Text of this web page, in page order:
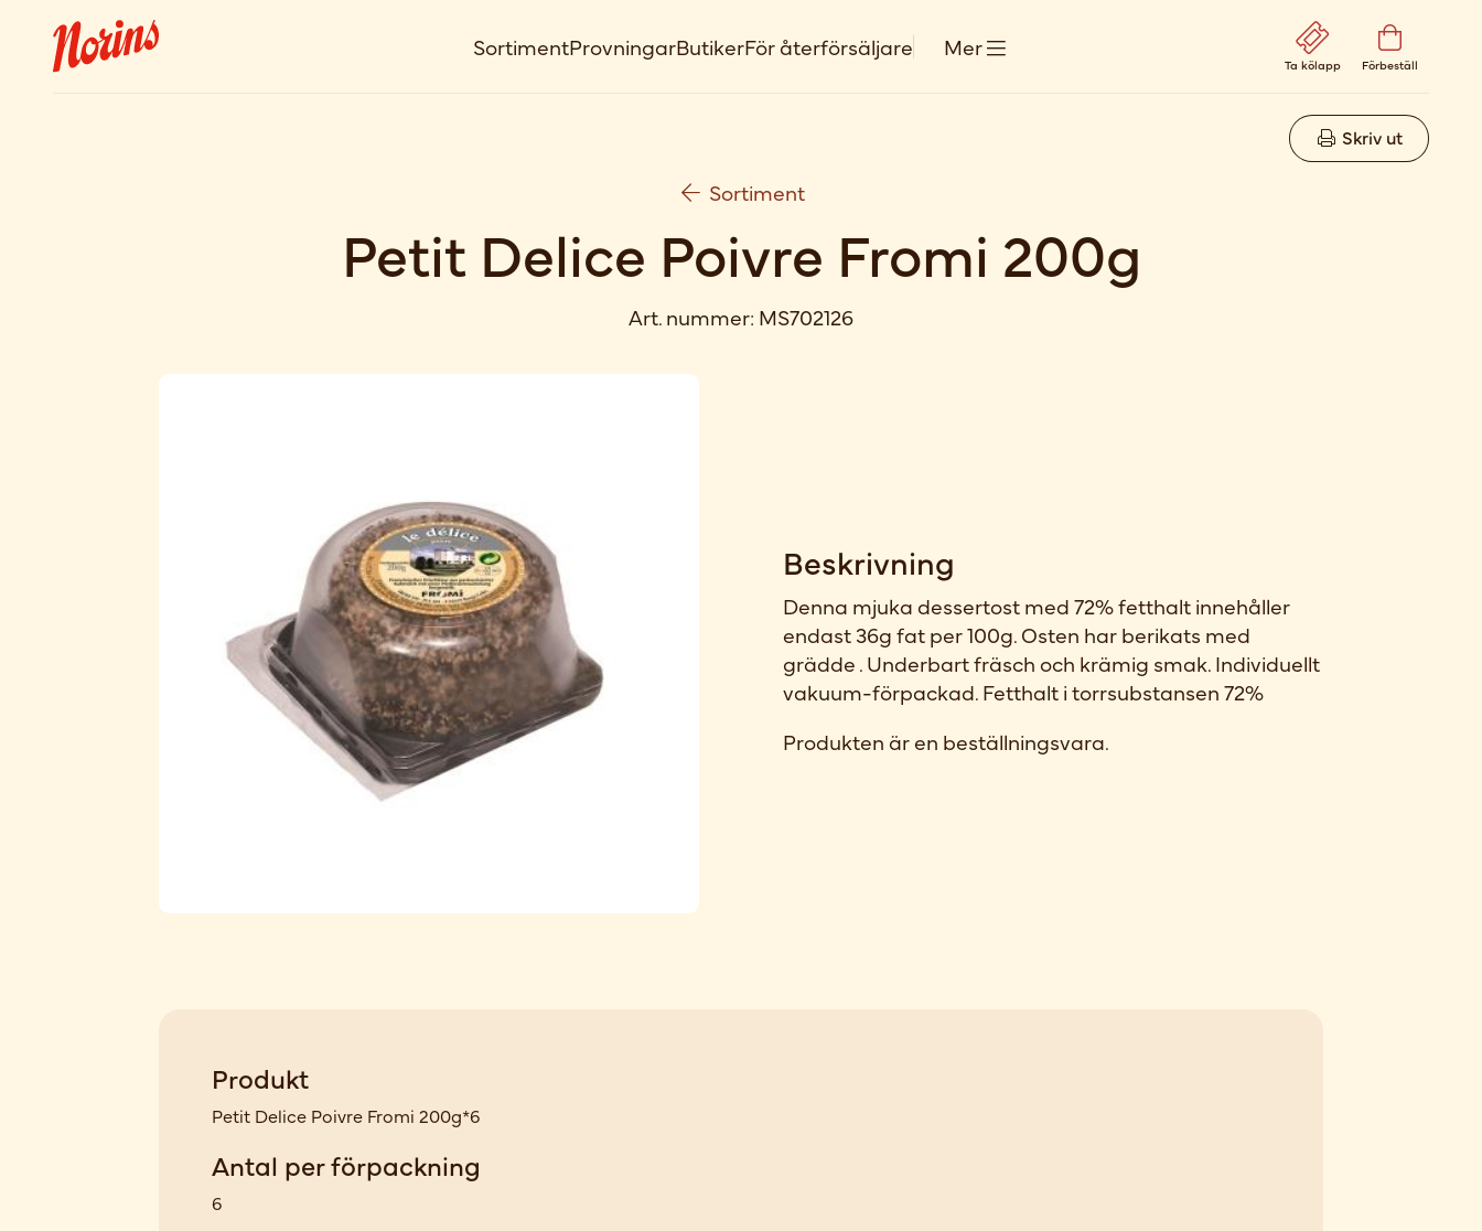
SortimentProvningarButikerFör återförsäljare Mer
Ta kölapp Förbeställ
Skriv ut
Sortiment
Petit Delice Poivre Fromi 200g
Art. nummer: MS702126
Beskrivning
Denna mjuka dessertost med 72% fetthalt innehåller
endast 36g fat per 100g. Osten har berikats med
grädde . Underbart fräsch och krämig smak. Individuellt
vakuum-förpackad. Fetthalt i torrsubstansen 72%
Produkten är en beställningsvara.
Produkt
Petit Delice Poivre Fromi 200g*6
Antal per förpackning
6